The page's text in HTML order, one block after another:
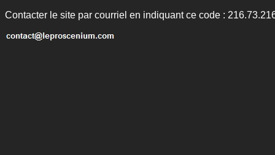
Contacter le site par courriel en indiquant ce code :